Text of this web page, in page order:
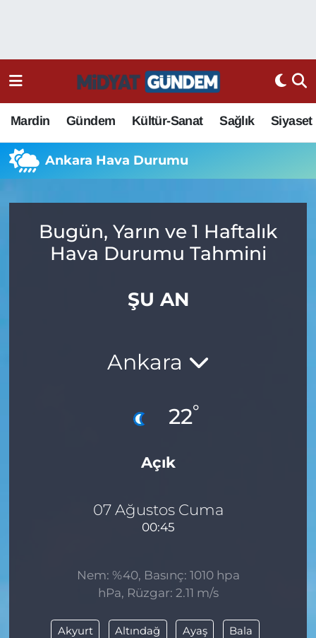
Mardin Gündem Kültür-Sanat Sağlık Siyaset
Ankara Hava Durumu
Bugün, Yarın ve 1 Haftalık
Hava Durumu Tahmini
ŞU AN
Ankara
22°
Açık
07 Ağustos Cuma
00:45
Nem: %40, Basınç: 1010 hpa
hPa, Rüzgar: 2.11 m/s
Akyurt Altındağ Ayaş Bala